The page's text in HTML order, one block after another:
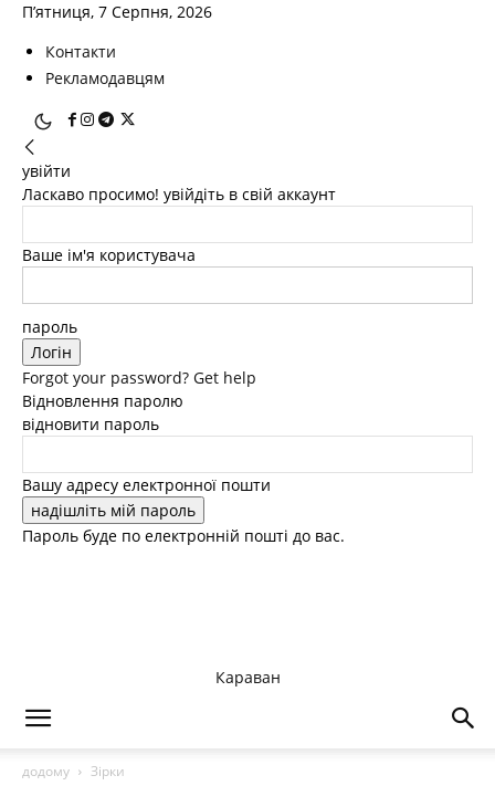
П’ятниця, 7 Серпня, 2026
Контакти
Рекламодавцям
увійти
Ласкаво просимо! увійдіть в свій аккаунт
Ваше ім'я користувача
пароль
Forgot your password? Get help
Відновлення паролю
відновити пароль
Вашу адресу електронної пошти
Пароль буде по електронній пошті до вас.
Караван
додому Зірки